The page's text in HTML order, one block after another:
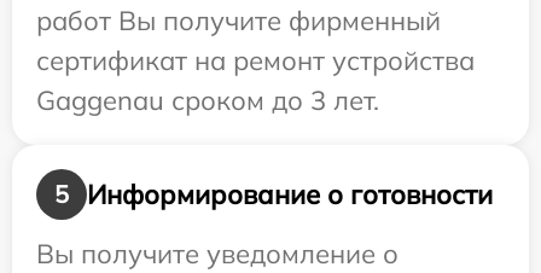
работ Вы получите фирменный
сертификат на ремонт устройства
Gaggenau сроком до 3 лет.
5
Информирование о готовности
Вы получите уведомление о